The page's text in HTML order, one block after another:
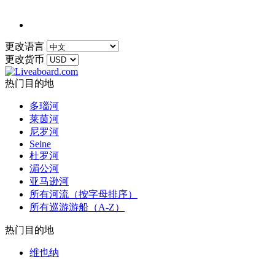
更改语言
更改货币
热门目的地
多瑙河
莱茵河
尼罗河
Seine
杜罗河
湄公河
亚马逊河
所有河流（按字母排序）
所有巡游游船（A-Z）
热门目的地
维也纳